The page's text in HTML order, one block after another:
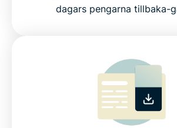
dagars pengarna tillbaka-